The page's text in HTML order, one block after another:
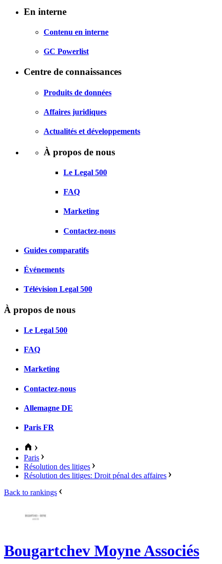
En interne
Contenu en interne
GC Powerlist
Centre de connaissances
Produits de données
Affaires juridiques
Actualités et développements
À propos de nous
Le Legal 500
FAQ
Marketing
Contactez-nous
Guides comparatifs
Événements
Télévision Legal 500
À propos de nous
Le Legal 500
FAQ
Marketing
Contactez-nous
Allemagne DE
Paris FR
Paris
Résolution des litiges
Résolution des litiges: Droit pénal des affaires
Back to rankings
Bougartchev Moyne Associés